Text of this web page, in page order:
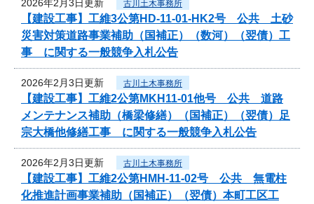
2026年2月3日更新 古川土木事務所
【建設工事】工維3公第HD-11-01-HK2号 公共 土砂
災害対策道路事業補助（国補正）（数河）（翌債）工
事 に関する一般競争入札公告
2026年2月3日更新 古川土木事務所
【建設工事】工維2公第MKH11-01他号 公共 道路
メンテナンス補助（橋梁修繕）（国補正）（翌債）足
宗大橋他修繕工事 に関する一般競争入札公告
2026年2月3日更新 古川土木事務所
【建設工事】工維2公第HMH-11-02号 公共 無電柱
化推進計画事業補助（国補正）（翌債）本町工区工